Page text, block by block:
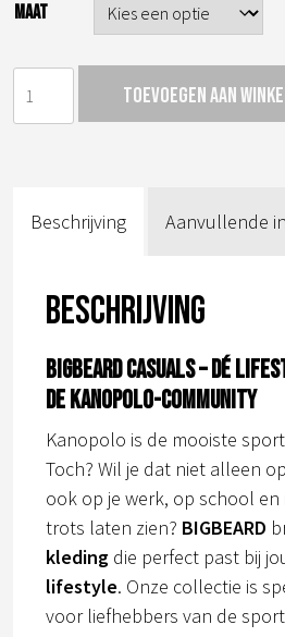
MAAT
Toevoegen aan
Beschrijving Aanvullende
Beschrijving
BIGBEARD CASUALS – Dé
de kanopolo-community
Kanopolo is de mooiste
Toch? Wil je dat niet alleen
ook op je werk, op school en
trots laten zien? BIGBEARD
kleding die perfect past bij
lifestyle. Onze collectie is
voor liefhebbers van de